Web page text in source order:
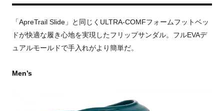
「ApreTrail Slide」と同じくULTRA-COMFフォームフットベッ
ドが快適な履き心地を実現したフリップサンダル。フルEVAデ
ュアルモールドで手入れがより簡単だ。
Men’s